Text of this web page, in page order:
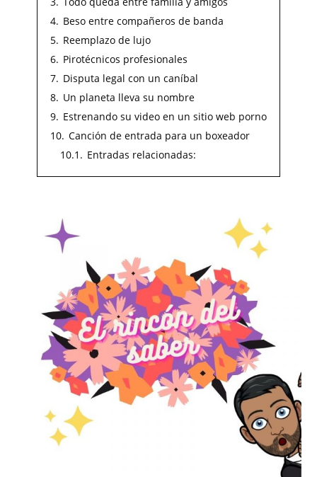
4. Beso entre compañeros de banda
5. Reemplazo de lujo
6. Pirotécnicos profesionales
7. Disputa legal con un caníbal
8. Un planeta lleva su nombre
9. Estrenando su video en un sitio web porno
10. Canción de entrada para un boxeador
10.1. Entradas relacionadas: